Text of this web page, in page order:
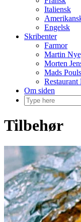
Italiensk
Engelsk
Skribenter
Farmor
Martin
Morten
Mads
Om siden
Tilbehør